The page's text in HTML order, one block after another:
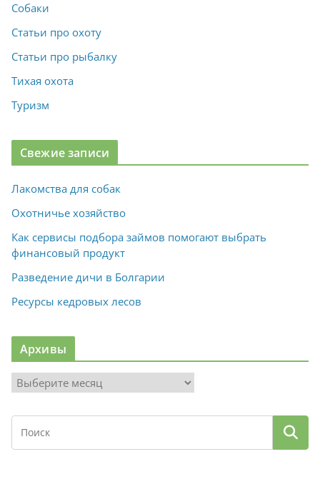
Собаки
Статьи про охоту
Статьи про рыбалку
Тихая охота
Туризм
Свежие записи
Лакомства для собак
Охотничье хозяйство
Как сервисы подбора займов помогают выбрать
финансовый продукт
Разведение дичи в Болгарии
Ресурсы кедровых лесов
Архивы
х
в